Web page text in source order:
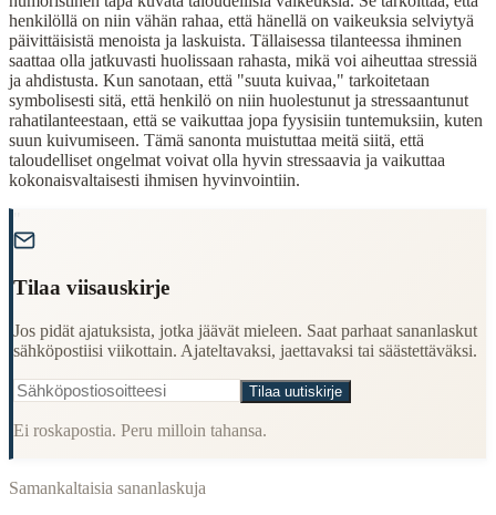
Finding Finnish proverbs about specific topics
Understanding Finnish cultural wisdom
Learning Finnish language through proverbs
Finding quotes for speeches or writing
Cultural Context
Language:Finnish (suomi)
Period:
henkilöllä on niin vähän rahaa, että hänellä on vaikeuksia selviytyä
päivittäisistä menoista ja laskuista. Tällaisessa tilanteessa ihminen
saattaa olla jatkuvasti huolissaan rahasta, mikä voi aiheuttaa stressiä
ja ahdistusta. Kun sanotaan, että "suuta kuivaa," tarkoitetaan
symbolisesti sitä, että henkilö on niin huolestunut ja stressaantunut
rahatilanteestaan, että se vaikuttaa jopa fyysisiin tuntemuksiin, kuten
suun kuivumiseen. Tämä sanonta muistuttaa meitä siitä, että
taloudelliset ongelmat voivat olla hyvin stressaavia ja vaikuttaa
kokonaisvaltaisesti ihmisen hyvinvointiin.
Tilaa viisauskirje
Jos pidät ajatuksista, jotka jäävät mieleen. Saat parhaat sananlaskut
sähköpostiisi viikottain. Ajateltavaksi, jaettavaksi tai säästettäväksi.
Tilaa uutiskirje
Ei roskapostia. Peru milloin tahansa.
Samankaltaisia sananlaskuja